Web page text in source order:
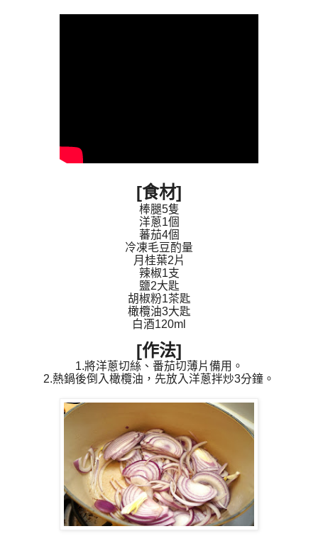
[食材]
棒腿5隻
洋蔥1個
蕃茄4個
冷凍毛豆酌量
月桂葉2片
辣椒1支
鹽2大匙
胡椒粉1茶匙
橄欖油3大匙
白酒120ml
[作法]
1.將洋蔥切絲、番茄切薄片備用。
2.熱鍋後倒入橄欖油，先放入洋蔥拌炒3分鐘。